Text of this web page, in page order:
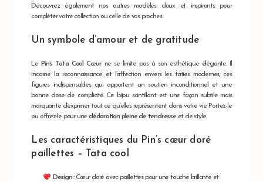
Découvrez également nos autres modèles doux et inspirants pour
compléter votre collection ou celle de vos proches.
Un symbole d’amour et de gratitude
LePin’s Tata Cool Cœurne se limite pas à son esthétique élégante. Il
incarne la reconnaissance et l’affection envers les taties modernes, ces
figures indispensables qui apportent un soutien inconditionnel et une
bonne dose de complicité. Ce bijou scintillant est une façon subtile mais
marquante d’exprimer tout ce qu’elles représentent dans votre vie. Portez-le
ou offrez-le pour unedéclaration pleine de tendresseet de style.
Les caractéristiques du Pin’s cœur doré
paillettes – Tata cool
Design :Cœur doré avec paillettes pour une touche brillante et